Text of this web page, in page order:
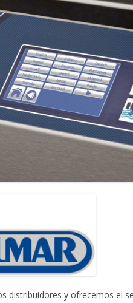
distribuidores y ofrecemos el